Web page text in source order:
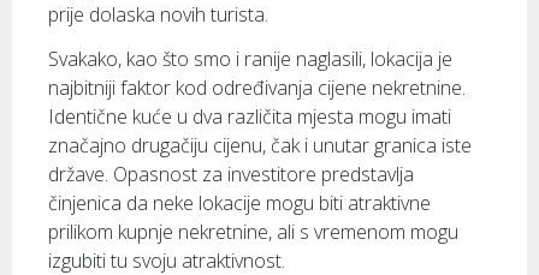
prije dolaska novih turista.
Svakako, kao što smo i ranije naglasili, lokacija je
najbitniji faktor kod određivanja cijene nekretnine.
Identične kuće u dva različita mjesta mogu imati
značajno drugačiju cijenu, čak i unutar granica iste
države. Opasnost za investitore predstavlja
činjenica da neke lokacije mogu biti atraktivne
prilikom kupnje nekretnine, ali s vremenom mogu
izgubiti tu svoju atraktivnost.